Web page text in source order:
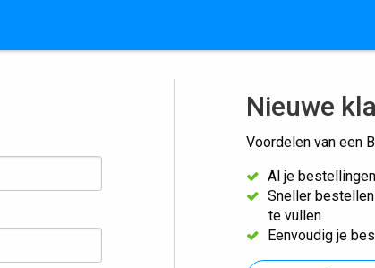
Nieuwe
Voordelen van een
Al je
Sneller
te vullen
Eenvoudig je